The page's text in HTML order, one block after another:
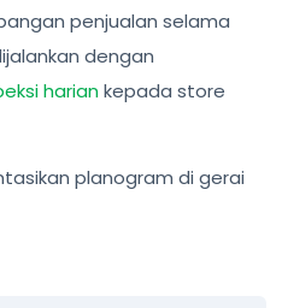
penjualan selama
dengan
hariankepada store
planogram di gerai